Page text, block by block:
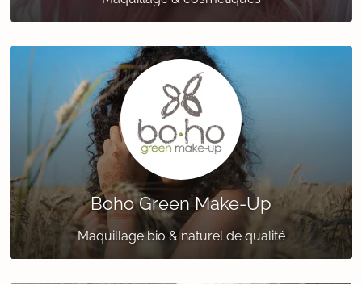
Boho Green Make-Up
Maquillage bio & naturel de qualité